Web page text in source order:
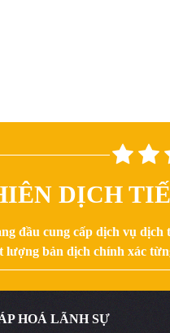
DỊCH
đầu cung cấp dịch vụ dịch
lượng bản dịch chính xác
HOÁ LÃNH SỰ